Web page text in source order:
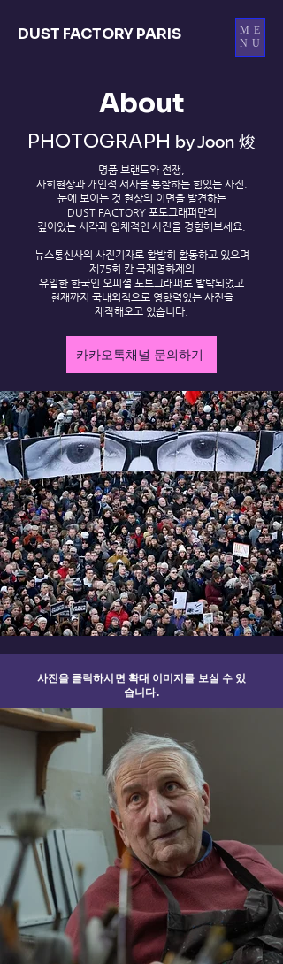
DUST FACTORY PARIS
ME
NU
About
PHOTOGRAPH by Joon 焌
명품 브랜드와 전쟁,
사회현상과 개인적 서사를 통찰하는 힘있는 사진.
눈에 보이는 것 현상의 이면을 발견하는
DUST FACTORY 포토그래퍼만의
깊이있는 시각과 입체적인 사진을 경험해보세요.
뉴스통신사의 사진기자로 활발히 활동하고 있으며
제75회 칸 국제영화제의
유일한 한국인 오피셜 포토그래퍼로 발탁되었고
현재까지 국내외적으로 영향력있는 사진을
제작해오고 있습니다.
카카오톡채널 문의하기
사진을 클릭하시면 확대 이미지를 보실 수 있
습니다.